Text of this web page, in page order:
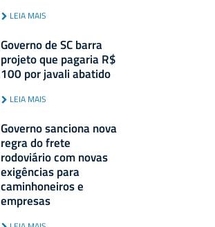
LEIA MAIS
Governo de SC barra
projeto que pagaria R$
100 por javali abatido
LEIA MAIS
Governo sanciona nova
regra do frete
rodoviário com novas
exigências para
caminhoneiros e
empresas